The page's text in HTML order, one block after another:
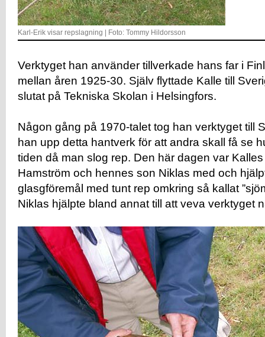
Karl-Erik visar repslagning | Foto: Tommy Hildorsson
Verktyget han använder tillverkade hans far i
mellan åren 1925-30. Själv flyttade Kalle till
slutat på Tekniska Skolan i Helsingfors.
Någon gång på 1970-talet tog han verktyget till
han upp detta hantverk för att andra skall få se
tiden då man slog rep. Den här dagen var Kalles
Hamström och hennes son Niklas med och
glasgföremål med tunt rep omkring så kallat
Niklas hjälpte bland annat till att veva verktyget